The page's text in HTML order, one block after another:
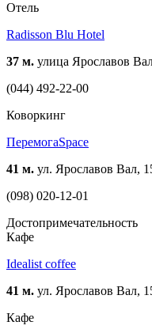
Отель
Radisson Blu Hotel
37 м. улица Ярославов
(044) 492-22-00
Коворкинг
ПеремогаSpace
41 м. ул. Ярославов Вал,
(098) 020-12-01
Достопримечательность
Кафе
Idealist coffee
41 м. ул. Ярославов Вал,
Кафе